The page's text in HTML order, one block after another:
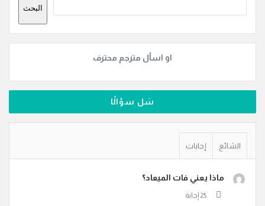
البحث
او اسأل مترجم محترف
سَل سؤالًا
الشائع إجابات
ماذا يعني فات الميعاد؟